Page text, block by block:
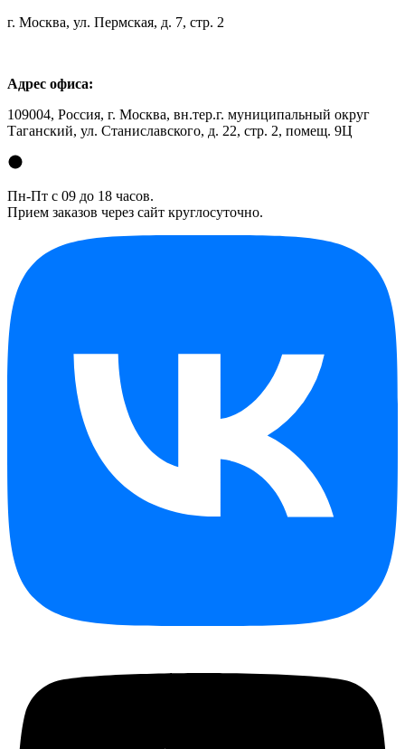
г. Москва, ул. Пермская, д. 7, стр. 2
Адрес офиса:
109004, Россия, г. Москва, вн.тер.г. муниципальный округ
Таганский, ул. Станиславского, д. 22, стр. 2, помещ. 9Ц
Пн-Пт с 09 до 18 часов.
Прием заказов через сайт круглосуточно.